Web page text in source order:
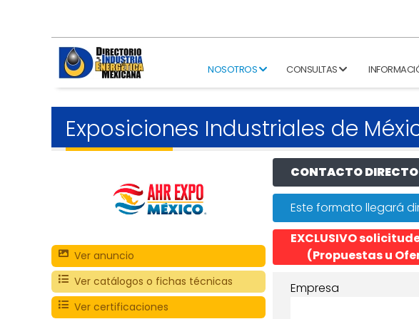
NOSOTROS CONSULTAS
Exposiciones Industriales de
Ver anuncio
Ver catálogos o fichas técnicas
Ver certificaciones
CONTACTO DIRECTO
Este formato llegará
EXCLUSIVO
(Propuestas u
Empresa